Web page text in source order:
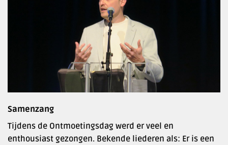
Samenzang
Tijdens de Ontmoetingsdag werd er veel en
enthousiast gezongen. Bekende liederen als: Er is een